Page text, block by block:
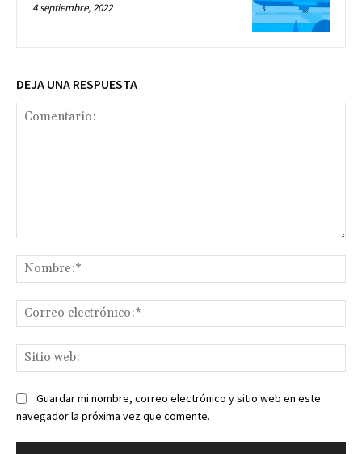
4 septiembre, 2022
DEJA UNA RESPUESTA
Guardar mi nombre, correo electrónico y sitio web en este
navegador la próxima vez que comente.